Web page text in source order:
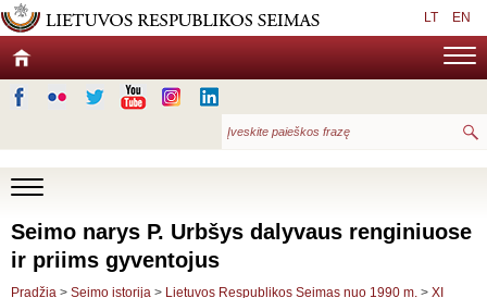
LT EN
Seimo narys P. Urbšys dalyvaus renginiuose
ir priims gyventojus
Pradžia > Seimo istorija > Lietuvos Respublikos Seimas nuo 1990 m. > XI